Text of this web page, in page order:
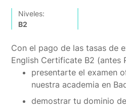
Niveles:
B2
Con el pago de las tasas de
English Certificate B2 (antes
presentarte el examen
nuestra academia en
demostrar tu dominio